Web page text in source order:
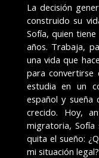
La decisión
construido su
Sofía, quien
años. Trabaja,
una vida que
para convertirse
estudia en un
español y
crecido. Hoy,
migratoria,
quita el sueño:
mi situación legal?